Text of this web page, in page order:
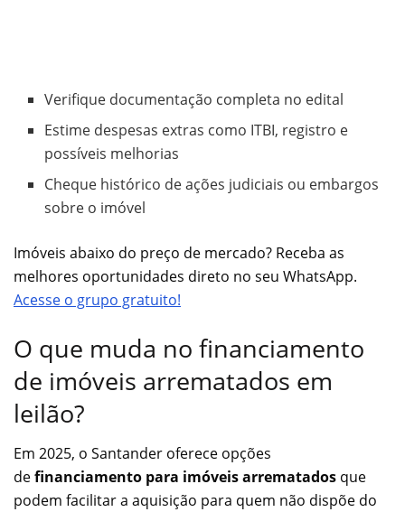
Verifique documentação completa no edital
Estime despesas extras como ITBI, registro e
possíveis melhorias
Cheque histórico de ações judiciais ou embargos
sobre o imóvel
Imóveis abaixo do preço de mercado? Receba as
melhores oportunidades direto no seu WhatsApp.
Acesse o grupo gratuito!
O que muda no financiamento
de imóveis arrematados em
leilão?
Em 2025, o Santander oferece opções
definanciamento para imóveis arrematados que
podem facilitar a aquisição para quem não dispõe do